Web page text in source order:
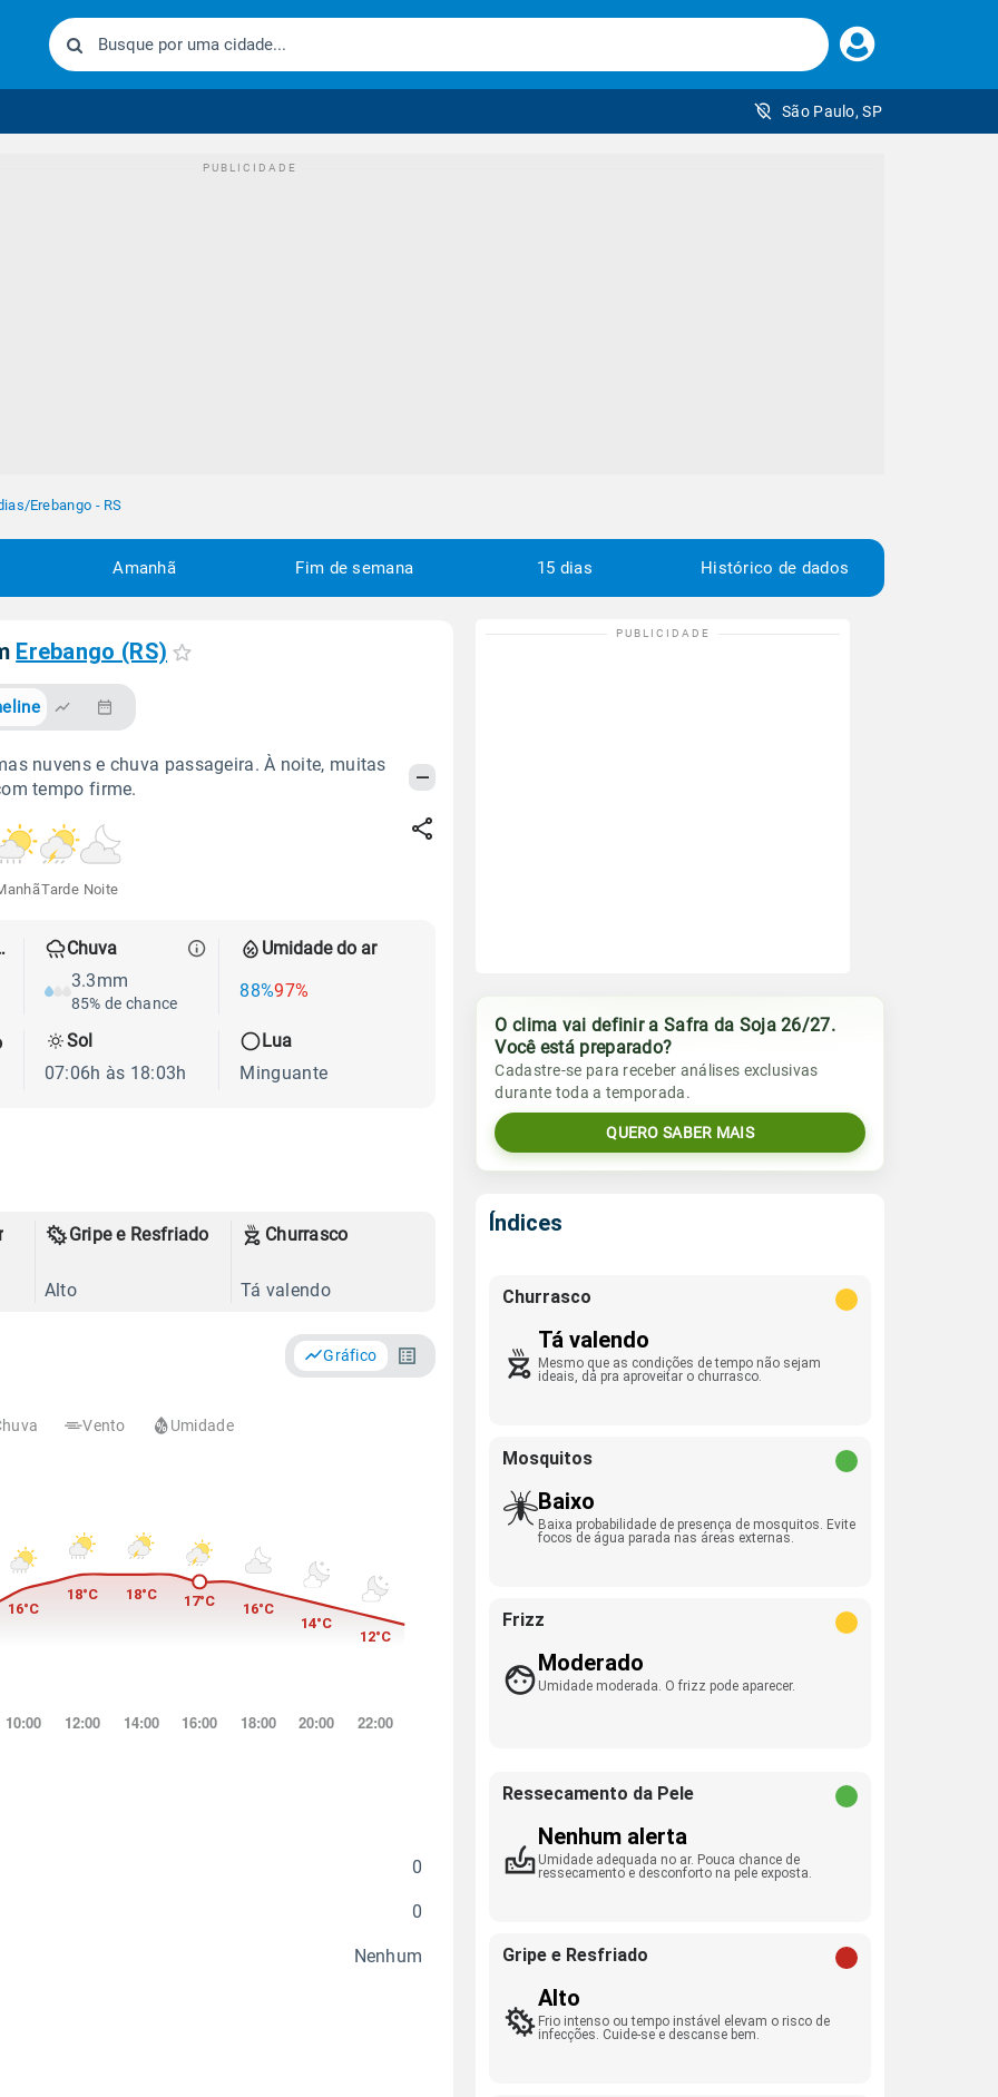
Faça
seu
São Paulo, SP
/Erebango - RS
Amanhã Fim de semana 15 dias Histórico de dados
Erebango (RS)
nuvens e chuva passageira. À noite, muitas
tempo firme.
Tarde Noite
Chuva
3.3mm
85% de chance
Umidade do ar
88%97%
Sol
07:06h às 18:03h
Lua
Minguante
Gripe e Resfriado
Alto
Churrasco
Tá valendo
Gráfico
Vento Umidade
0
0
Nenhum
O clima vai definir a Safra da Soja 26/27.
Você está preparado?
Cadastre-se para receber análises exclusivas
durante toda a temporada.
QUERO SABER MAIS
Índices
Churrasco
Tá valendo
Mesmo que as condições de tempo não sejam
ideais, dá pra aproveitar o churrasco.
Mosquitos
Baixo
Baixa probabilidade de presença de mosquitos. Evite
focos de água parada nas áreas externas.
Frizz
Moderado
Umidade moderada. O frizz pode aparecer.
Ressecamento da Pele
Nenhum alerta
Umidade adequada no ar. Pouca chance de
ressecamento e desconforto na pele exposta.
Gripe e Resfriado
Alto
Frio intenso ou tempo instável elevam o risco de
infecções. Cuide-se e descanse bem.